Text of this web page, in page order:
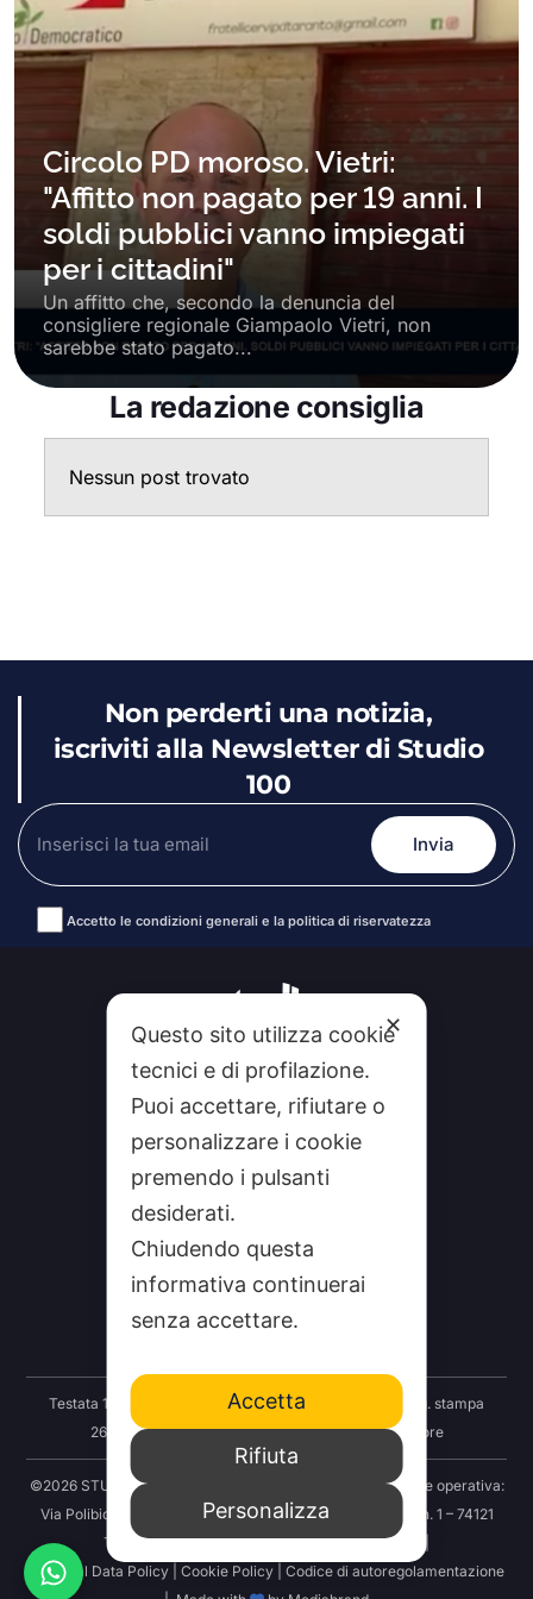
Circolo PD moroso. Vietri:
"Affitto non pagato per 19 anni. I
soldi pubblici vanno impiegati
per i cittadini"
Un affitto che, secondo la denuncia del
consigliere regionale Giampaolo Vietri, non
sarebbe stato pagato...
La redazione consiglia
Nessun post trovato
Non perderti una notizia,
iscriviti alla Newsletter di Studio
100
Accetto le condizioni generali e la politica di riservatezza
CHI SIAMO
CONTATTI
FEEDRSS
Testata 100 Notizie: Registrazione Tribunale Taranto reg. stampa
2625/2024 del 12.09.2024 Indipendenza S.r.l. Editore
©2026 STUDIO100 – Società Cooperativa 100 Media | Sede operativa:
Via Polibio 89 – 74121 Taranto | Sede legale: Via Abruzzo n. 1 – 74121
Taranto | P.IVA: 03414830731 | REA: TA-251456 |
Personal Data Policy
Cookie Policy
Codice di autoregolamentazione
✕
Questo sito utilizza cookie
tecnici e di profilazione.
Puoi accettare, rifiutare o
personalizzare i cookie
premendo i pulsanti
desiderati.
Chiudendo questa
informativa continuerai
senza accettare.
Accetta
Rifiuta
Personalizza